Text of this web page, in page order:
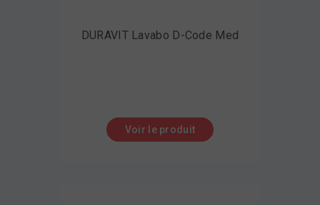
DURAVIT Lavabo D-Code Med
Voir le produit